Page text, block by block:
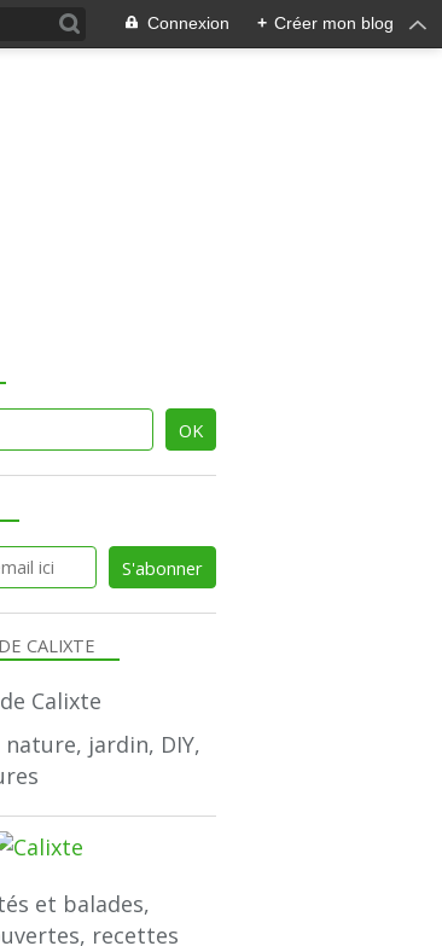
Connexion + Créer mon blog
CALIXTE
jardin, DIY,
et balades,
recettes